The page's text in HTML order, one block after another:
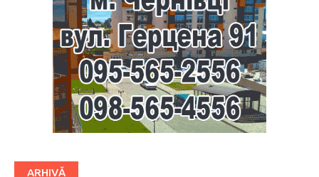
ARHIVĂ